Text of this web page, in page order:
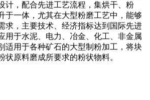
计，配合先进工艺流程，集烘干、粉
于一体，尤其在大型粉磨工艺中，能够
求，主要技术、经济指标达到国际先进
用于水泥、电力、冶金、化工、非金属
适用于各种矿石的大型制粉加工，将块
状原料磨成所要求的粉状物料。